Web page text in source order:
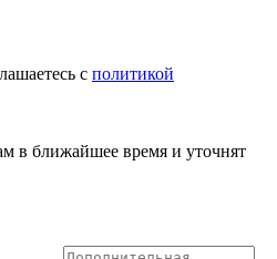
с политикой
в ближайшее время и уточнят